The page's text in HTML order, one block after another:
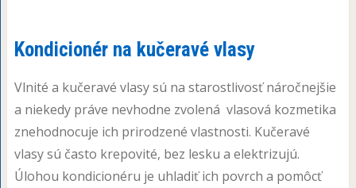
Kondicionér na kučeravé vlasy
Vlnité a kučeravé vlasy sú na starostlivosť náročnejšie
a niekedy práve nevhodne zvolená vlasová kozmetika
znehodnocuje ich prirodzené vlastnosti. Kučeravé
vlasy sú často krepovité, bez lesku a elektrizujú.
Úlohou kondicionéru je uhladiť ich povrch a pomôcť